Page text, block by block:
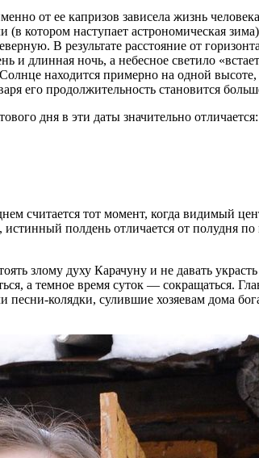
от ее капризов зависела жизнь
котором наступает астрономическая
В результате расстояние от
длинная ночь, а небесное светило
находится примерно на одной
его продолжительность становится
дня в эти даты значительно отличается:
считается тот момент, когда видимый
полдень отличается от полудня
злому духу Карачуну и не давать
а темное время суток — сокращаться.
колядки, сулившие хозяевам дома